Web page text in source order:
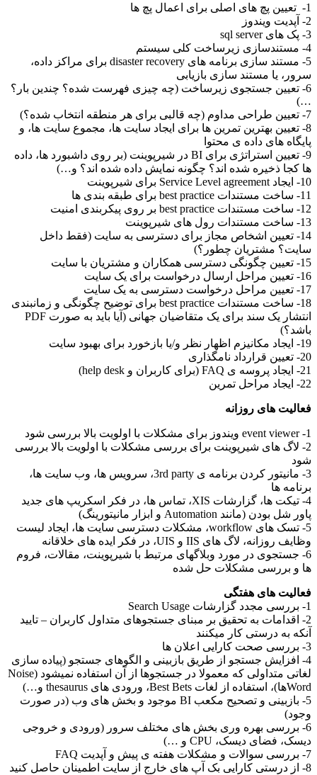
1- تعیین پچ های اصلی برای اعمال پچ ها
2- آپدیت ویندوز
3- پک های sql server
4- مستندسازی زیرساخت کلی سیستم
5- مستند سازی برنامه های disaster recovery برای مراکز داده،
سرور، یا مستند سازی بازیابی
6- تعیین جستجوی زیرساخت (چه چیزی فهرست شده؟ چندین بار؟
…)
7- تعیین طراحی مداوم (چه قالبی برای هر منطقه انتخاب شده؟)
8- تعیین بهترین تمرین ها برای ایجاد سایت ها، مجموع سایت ها، و
پایگاه های داده ی محتوا
9- تعیین استراتژی برای BI در شیرپوینت (بر روی داشبورد ها، داده
ها کجا ذخیره شده اند؟ چگونه نمایش داده شده اند؟ و…)
10- ایجاد Service Level agreement برای شیرپوینت
11- ساخت مستندات best practice برای طبقه بندی ها
12- ساخت مستندات best practice بر روی پیکربندی امنیت
13- ساخت مستندات رول های شیرپوینت
14- تعیین اشخاص مجاز برای دسترسی به سایت (فقط داخل
سایت؟ مشتریان چطور؟)
15- تعیین چگونگی دسترسی همکاران و مشتریان با سایت
16- تعیین مراحل ارسال درخواست برای یک سایت
17- تعیین مراحل درخواست دسترسی به یک سایت
18- ساخت مستندات best practice برای توضیح چگونگی و زمانبندی
انتشار یک سند برای یک متقاضیان جهانی (آیا باید به صورت PDF
باشد؟)
19- ایجاد مکانیزم اظهار نظر و/یا بازخورد برای بهبود سایت
20- تعیین قرارداد نامگذاری
21- ایجاد پروسه ی FAQ (برای کاربران و help desk)
22- ایجاد مراحل تمرین
فعالیت های روزانه
1- event viewer ویندوز برای مشکلات با اولویت بالا بررسی شود
2- لاگ های شیرپوینت برای بررسی مشکلات با اولویت بالا بررسی
شود
3- مانیتور کردن برنامه ی 3rd party، سرویس ها، وب سایت ها،
برنامه ها
4- تیکت ها، گزارشات XIS، تماس ها، در فکر اسکریپ های جدید
پاور شل بودن (مانند Automation و ابزار مانیتورینگ)
5- تسک های workflow، مشکلات دسترسی سایت ها، ایجاد لیست
وظایف روزانه، لاگ های IIS و UIS، در فکر ایده های خلاقانه
6- جستجوی در مورد وبلاگهای مرتبط با شیرپوینت، مقالات، فروم
ها و بررسی مشکلات حل شده
فعالیت های هفتگی
1- بررسی مجدد گزارشات Search Usage
2- اقدامات به تحقیق بر مبنای جستجوهای متداول کاربران – تایید
آنکه به درستی کار میکنند
3- بررسی صحت کارایی اعلان ها
4- افزایش جستجو از طریق بازبینی و الگوهای جستجو (پیاده سازی
لغاتی متداولی که معمولا در جستجوها از آن استفاده نمیشود (Noise
Wordها)، استفاده از لغات Best Bets، ورودی های thesaurus و…)
5- بازبینی و تصحیح مکعب BI موجود و بخش های وب (در صورت
وجود)
6- بررسی بهره وری بخش های مختلف سرور (ورودی و خروجی
دیسک، فضای دیسک، CPU و …)
7- بررسی سوالات و مشکلات هفته ی پیش و آپدیت FAQ
8- از درستی کارایی بک آپ های خارج از سایت اطمینان حاصل کنید